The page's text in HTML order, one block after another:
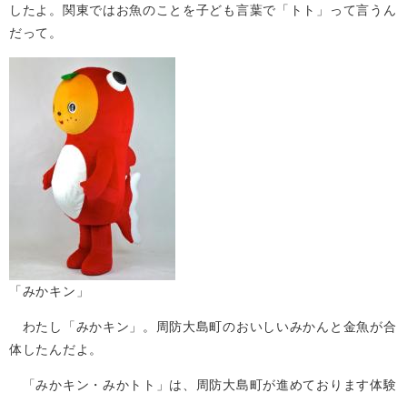
したよ。関東ではお魚のことを子ども言葉で「トト」って言うん
だって。
「みかキン」
わたし「みかキン」。周防大島町のおいしいみかんと金魚が合
体したんだよ。
「みかキン・みかトト」は、周防大島町が進めております体験